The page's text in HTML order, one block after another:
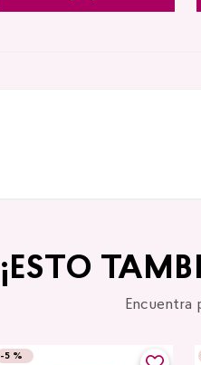
¡ESTO
Encuentra
-5 %